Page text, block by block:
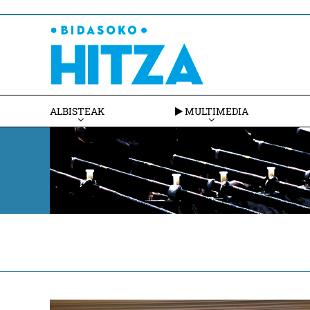
ALBISTEAK MULTIMEDIA